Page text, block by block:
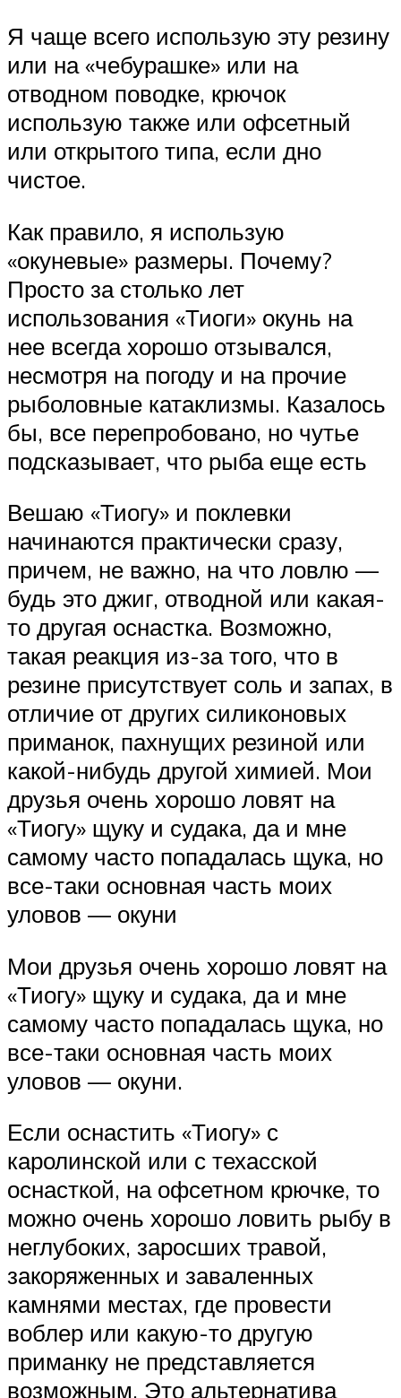
Я чаще всего использую эту резину
или на «чебурашке» или на
отводном поводке, крючок
использую также или офсетный
или открытого типа, если дно
чистое.
Как правило, я использую
«окуневые» размеры. Почему?
Просто за столько лет
использования «Тиоги» окунь на
нее всегда хорошо отзывался,
несмотря на погоду и на прочие
рыболовные катаклизмы. Казалось
бы, все перепробовано, но чутье
подсказывает, что рыба еще есть
Вешаю «Тиогу» и поклевки
начинаются практически сразу,
причем, не важно, на что ловлю —
будь это джиг, отводной или какая-
то другая оснастка. Возможно,
такая реакция из-за того, что в
резине присутствует соль и запах, в
отличие от других силиконовых
приманок, пахнущих резиной или
какой-нибудь другой химией. Мои
друзья очень хорошо ловят на
«Тиогу» щуку и судака, да и мне
самому часто попадалась щука, но
все-таки основная часть моих
уловов — окуни
Мои друзья очень хорошо ловят на
«Тиогу» щуку и судака, да и мне
самому часто попадалась щука, но
все-таки основная часть моих
уловов — окуни.
Если оснастить «Тиогу» с
каролинской или с техасской
оснасткой, на офсетном крючке, то
можно очень хорошо ловить рыбу в
неглубоких, заросших травой,
закоряженных и заваленных
камнями местах, где провести
воблер или какую-то другую
приманку не представляется
возможным. Это альтернатива